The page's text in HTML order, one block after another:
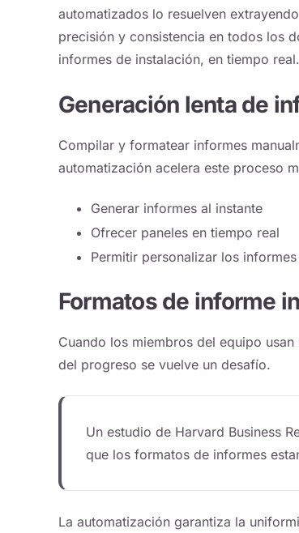
automatizados lo resuelven
precisión y consistencia en todos los
informes de instalación, en tiempo real.
Generación lenta de
Compilar y formatear informes
automatización acelera este proceso
Generar informes al instante
Ofrecer paneles en tiempo real
Permitir personalizar los
Formatos de informe
Cuando los miembros del equipo
del progreso se vuelve un desafío.
Un estudio de Harvard Business
que los formatos de informes
La automatización garantiza la